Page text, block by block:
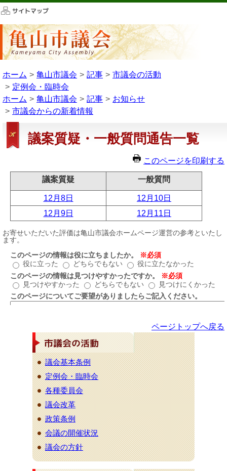
ホーム 亀山市議会 記事
市議会の活動
定例会・臨時会
ホーム
亀山市議会 記事
お知らせ
市議会からの新着情報
議案質疑・一般質問通告一覧
このページを印刷する
議案質疑 一般質問
12月8日
12月10日
12月9日
12月11日
ページトップへ戻る
議会基本条例
定例会・臨時会
各種委員会
議会改革
政策条例
会議の開催状況
議会の方針